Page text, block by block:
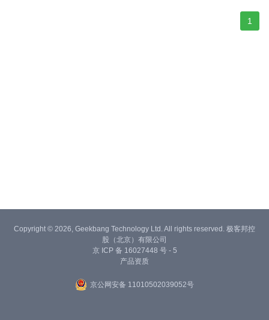
1
Copyright © 2026, Geekbang Technology Ltd. All rights reserved. 极客邦控
股（北京）有限公司
京 ICP 备 16027448 号 - 5
产品资质
京公网安备 11010502039052号